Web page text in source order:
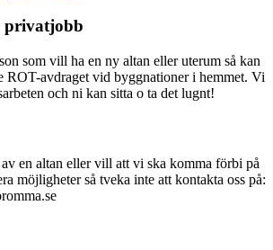
privatjobb
som vill ha en ny altan eller uterum så kan
ROT-avdraget vid byggnationer i hemmet. Vi
och ni kan sitta o ta det lugnt!
en altan eller vill att vi ska komma förbi på
möjligheter så tveka inte att kontakta oss på: